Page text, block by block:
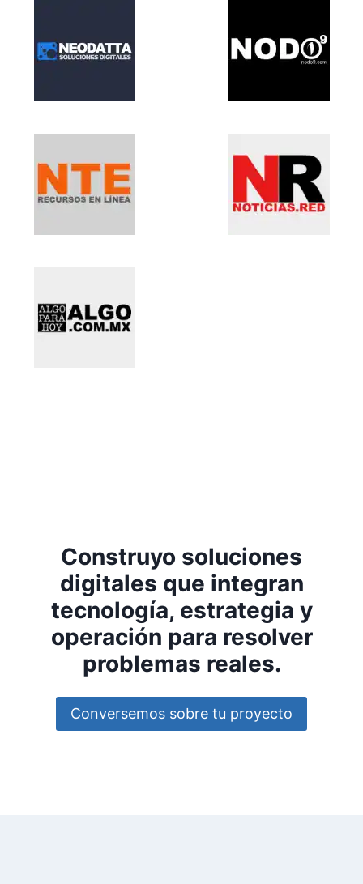
Construyo soluciones
digitales que integran
tecnología, estrategia y
operación para resolver
problemas reales.
Conversemos sobre tu proyecto